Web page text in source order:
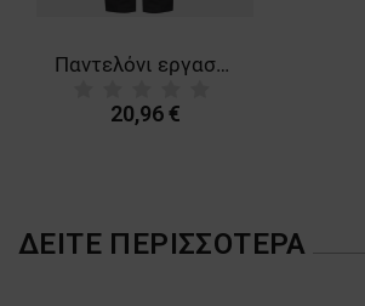
Παντελόνι εργασίας COLLINS SUMMER GREEN
20,96 €
ΔΕΊΤΕ ΠΕΡΙΣΣΌΤΕΡΑ